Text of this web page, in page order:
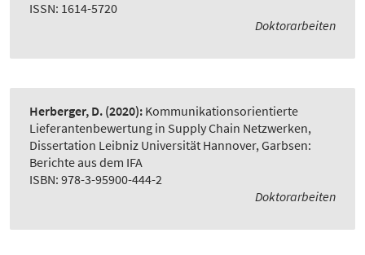
ISSN: 1614-5720
Doktorarbeiten
Herberger, D. (2020): Kommunikationsorientierte
Lieferantenbewertung in Supply Chain Netzwerken,
Dissertation Leibniz Universität Hannover, Garbsen:
Berichte aus dem IFA
ISBN: 978-3-95900-444-2
Doktorarbeiten